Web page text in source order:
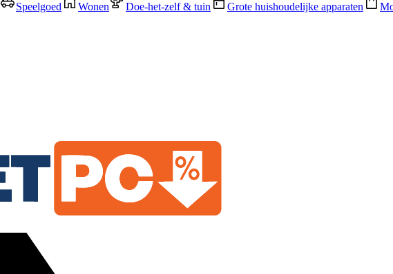
Speelgoed Wonen Doe-het-zelf & tuin Grote huishoudelijke apparaten